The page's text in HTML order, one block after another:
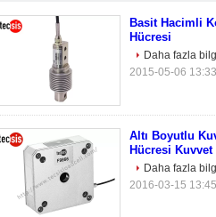
Basit Hacimli
Hücresi
Daha fazla
2015-05-06
Altı Boyutlu
Hücresi Kuvvet
Daha fazla
2016-03-15